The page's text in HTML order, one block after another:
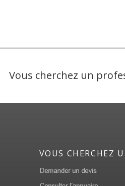
Vous cherchez un
VOUS CHERCHEZ